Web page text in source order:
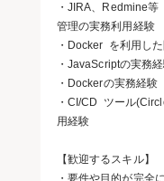
・JIRA、Redmine
管理の実務利用経験
・Docker を利用し
・JavaScriptの実務
・Dockerの実務経験
・CI/CD ツール
用経験
【歓迎するスキル】